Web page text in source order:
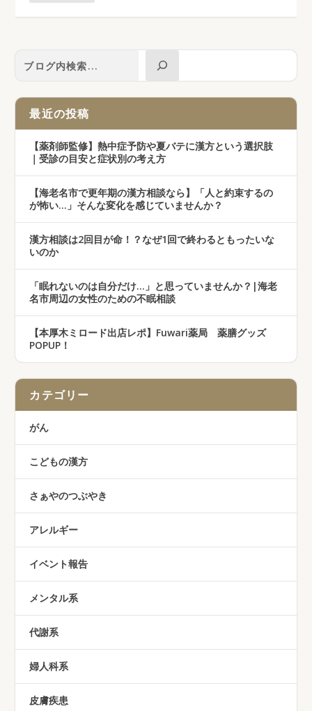
最近の投稿
【薬剤師監修】熱中症予防や夏バテに漢方という選択肢
｜受診の目安と症状別の考え方
【海老名市で更年期の漢方相談なら】「人と約束するの
が怖い…」そんな変化を感じていませんか？
漢方相談は2回目が命！？なぜ1回で終わるともったいな
いのか
「眠れないのは自分だけ…」と思っていませんか？|海老
名市周辺の女性のための不眠相談
【本厚木ミロード出店レポ】Fuwari薬局 薬膳グッズ
POPUP！
カテゴリー
がん
こどもの漢方
さぁやのつぶやき
アレルギー
イベント報告
メンタル系
代謝系
婦人科系
皮膚疾患